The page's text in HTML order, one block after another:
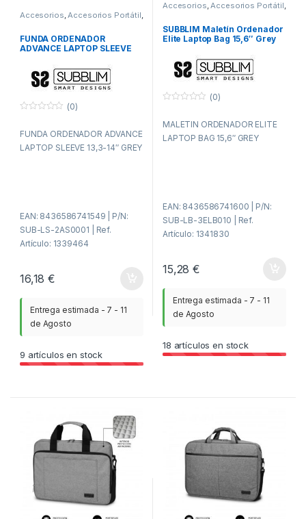
Accesorios,Accesorios Portátil,
FUNDA ORDENADOR
ADVANCE LAPTOP SLEEVE
u
r
(0)
FUNDA ORDENADOR ADVANCE
LAPTOP SLEEVE 13,3-14″ GREY
EAN: 8436586741549 | P/N:
SUB-LS-2AS0001 | Ref.
Artículo: 1339464
16,18€
Entrega estimada - 7 - 11
de Agosto
9 artículos en stock
Accesorios,Accesorios Portátil,
SUBBLIM Maletín Ordenador
Elite Laptop Bag 15,6″ Grey
u
r
(0)
MALETIN ORDENADOR ELITE
LAPTOP BAG 15,6″ GREY
EAN: 8436586741600 | P/N:
SUB-LB-3ELB010 | Ref.
Artículo: 1341830
15,28€
Entrega estimada - 7 - 11
de Agosto
18 artículos en stock